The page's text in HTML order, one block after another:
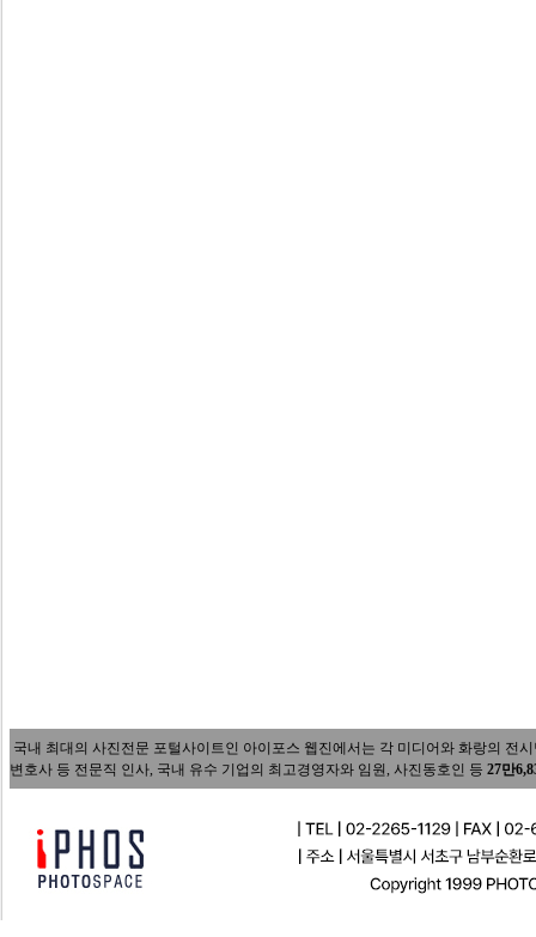
국내 최대의 사진전문 포털사이트인 아이포스 웹진에서는 각 미디어와 화랑의 전
변호사 등 전문직 인사, 국내 유수 기업의 최고경영자와 임원, 사진동호인 등 27만